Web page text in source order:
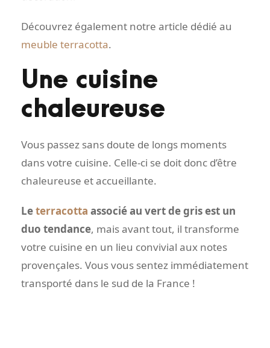
Découvrez également notre article dédié au
meuble terracotta.
Une cuisine
chaleureuse
Vous passez sans doute de longs moments
dans votre cuisine. Celle-ci se doit donc d’être
chaleureuse et accueillante.
Leterracotta associé au vert de gris est un
duo tendance, mais avant tout, il transforme
votre cuisine en un lieu convivial aux notes
provençales. Vous vous sentez immédiatement
transporté dans le sud de la France !